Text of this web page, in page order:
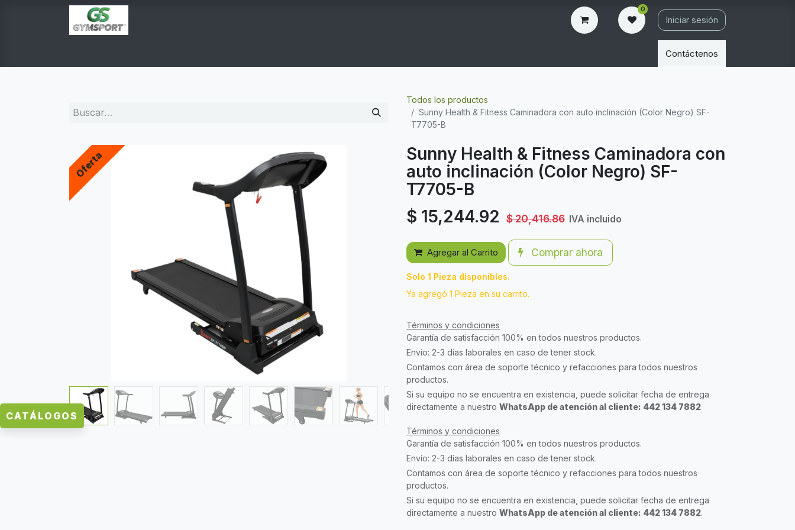
0
Iniciar sesión
Contáctenos
Todos los productos
Sunny Health & Fitness Caminadora con auto inclinación (Color Negro) SF-
T7705-B
Oferta
Sunny Health & Fitness Caminadora con
auto inclinación (Color Negro) SF-
T7705-B
$ 15,244.92 $20,416.86 IVA incluido
Agregar al Carrito Comprar ahora
Solo 1 Pieza disponibles.
Ya agregó 1 Pieza en su carrito.
Términos y condiciones
Garantía de satisfacción 100% en todos nuestros productos.
Envío: 2-3 días laborales en caso de tener stock.
Contamos con área de soporte técnico y refacciones para todos nuestros
productos.
Si su equipo no se encuentra en existencia, puede solicitar fecha de entrega
directamente a nuestro WhatsApp de atención al cliente: 442 134 7882
Términos y condiciones
Garantía de satisfacción 100% en todos nuestros productos.
Envío: 2-3 días laborales en caso de tener stock.
Contamos con área de soporte técnico y refacciones para todos nuestros
productos.
Si su equipo no se encuentra en existencia, puede solicitar fecha de entrega
directamente a nuestro WhatsApp de atención al cliente: 442 134 7882.
CATÁLOGOS